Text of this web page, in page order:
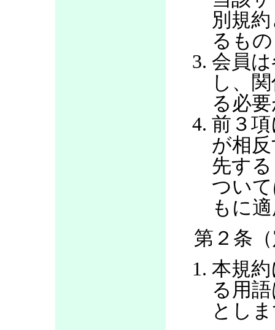
別規
るも
会員
し、
る必
前３
が相
先す
つい
もに
第２条
本規
る用
とし